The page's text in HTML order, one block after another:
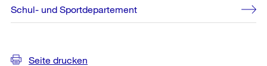
Schul- und Sportdepartement
Seite drucken